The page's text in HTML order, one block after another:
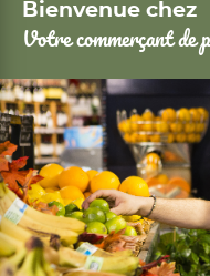
Bienvenue chez
Votre commerçant de